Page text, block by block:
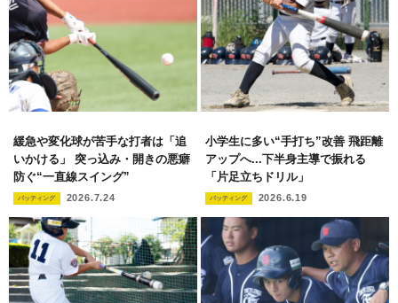
緩急や変化球が苦手な打者は「追
いかける」 突っ込み・開きの悪癖
防ぐ“一直線スイング”
バッティング 2026.7.24
小学生に多い“手打ち”改善 飛距離
アップへ...下半身主導で振れる
「片足立ちドリル」
バッティング 2026.6.19